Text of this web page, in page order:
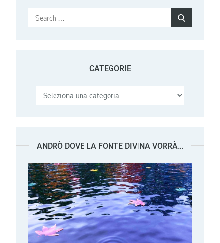
Search
CATEGORIE
Categorie
ANDRÒ DOVE LA FONTE DIVINA VORRÀ…